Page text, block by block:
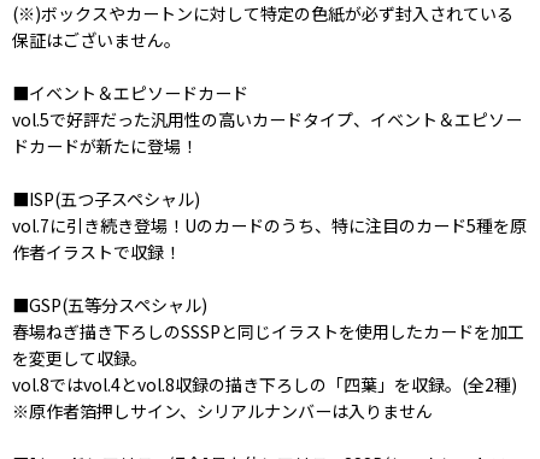
(※)ボックスやカートンに対して特定の色紙が必ず封入されている
保証はございません。
■イベント＆エピソードカード
vol.5で好評だった汎用性の高いカードタイプ、イベント＆エピソー
ドカードが新たに登場！
■ISP(五つ子スペシャル)
vol.7に引き続き登場！Uのカードのうち、特に注目のカード5種を原
作者イラストで収録！
■GSP(五等分スペシャル)
春場ねぎ描き下ろしのSSSPと同じイラストを使用したカードを加工
を変更して収録。
vol.8ではvol.4とvol.8収録の描き下ろしの「四葉」を収録。(全2種)
※原作者箔押しサイン、シリアルナンバーは入りません